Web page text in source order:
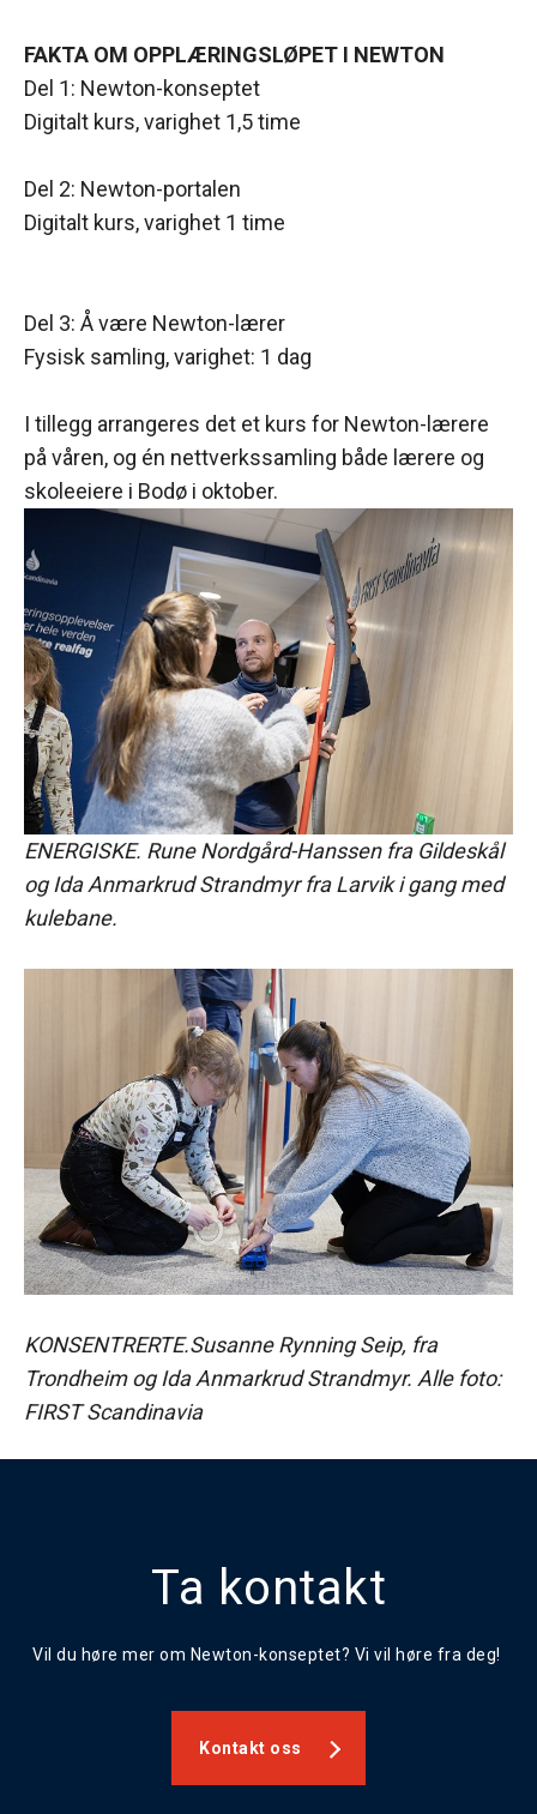
FAKTA OM OPPLÆRINGSLØPET I NEWTON
Del 1: Newton-konseptet
Digitalt kurs, varighet 1,5 time
Del 2: Newton-portalen
Digitalt kurs, varighet 1 time
Del 3: Å være Newton-lærer
Fysisk samling, varighet: 1 dag
I tillegg arrangeres det et kurs for Newton-lærere
på våren, og én nettverkssamling både lærere og
skoleeiere i Bodø i oktober.
ENERGISKE. Rune Nordgård-Hanssen fra Gildeskål
og Ida Anmarkrud Strandmyr fra Larvik i gang med
kulebane.
KONSENTRERTE.Susanne Rynning Seip, fra
Trondheim og Ida Anmarkrud Strandmyr. Alle foto:
FIRST Scandinavia
Ta kontakt
Vil du høre mer om Newton-konseptet? Vi vil høre fra deg!
Kontakt oss